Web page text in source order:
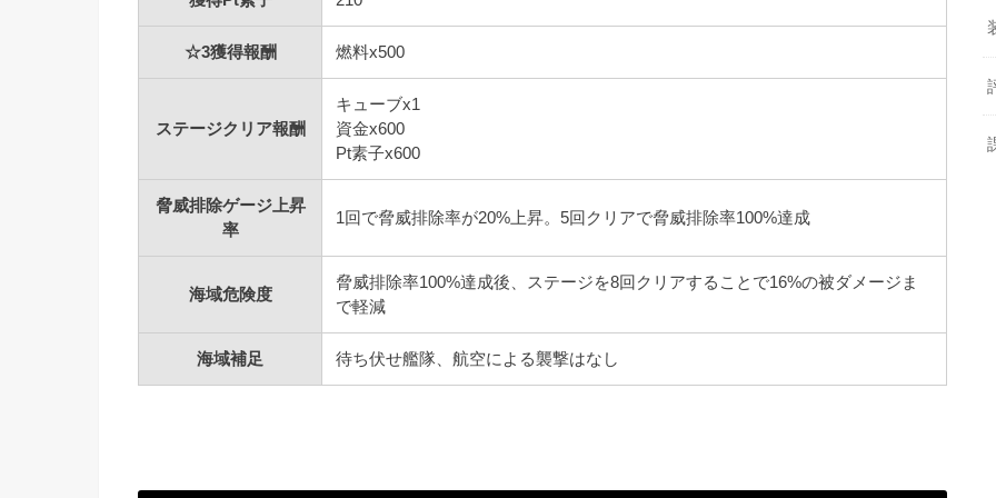
☆3獲得報酬 燃料x500
ステージクリア報酬
キューブx1
資金x600
Pt素子x600
脅威排除ゲージ上昇
率
1回で脅威排除率が20%上昇。5回クリアで脅威排除率100%達成
海域危険度
脅威排除率100%達成後、ステージを8回クリアすることで16%の被ダメージま
で軽減
海域補足 待ち伏せ艦隊、航空による襲撃はなし